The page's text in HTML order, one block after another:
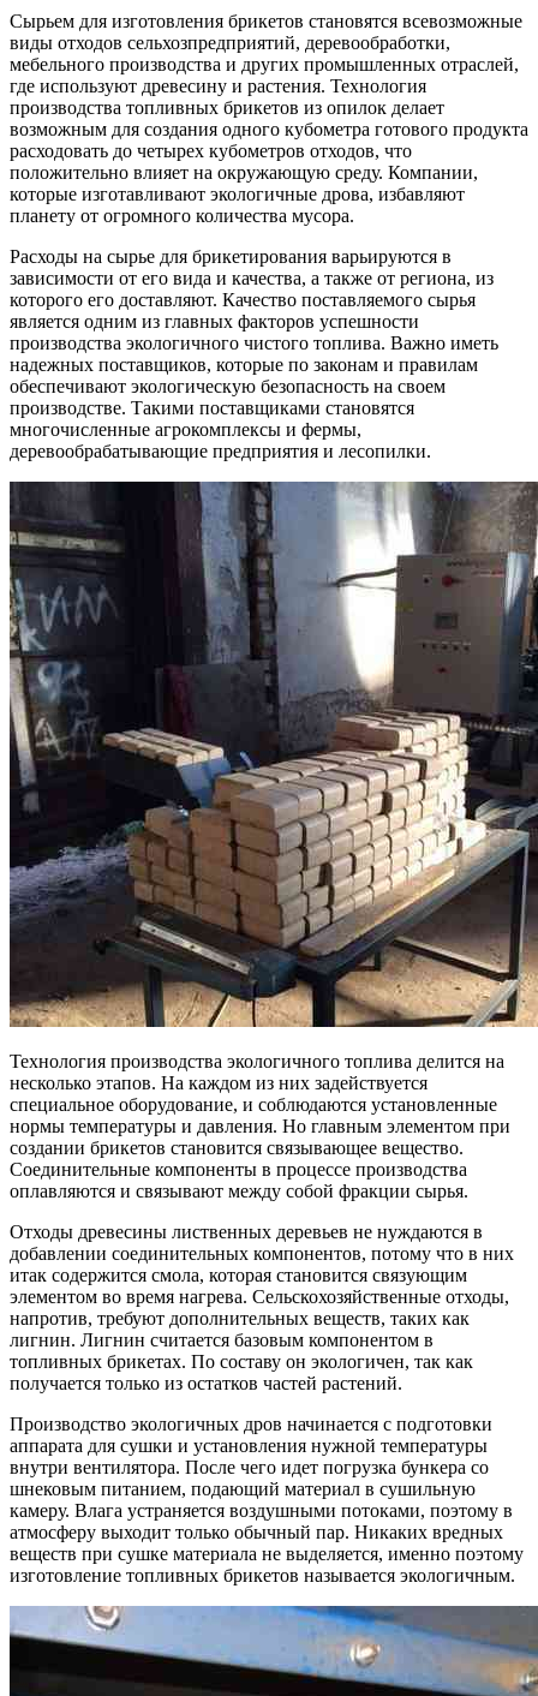
Сырьем для изготовления брикетов становятся всевозможные
виды отходов сельхозпредприятий, деревообработки,
мебельного производства и других промышленных отраслей,
где используют древесину и растения. Технология
производства топливных брикетов из опилок делает
возможным для создания одного кубометра готового продукта
расходовать до четырех кубометров отходов, что
положительно влияет на окружающую среду. Компании,
которые изготавливают экологичные дрова, избавляют
планету от огромного количества мусора.
Расходы на сырье для брикетирования варьируются в
зависимости от его вида и качества, а также от региона, из
которого его доставляют. Качество поставляемого сырья
является одним из главных факторов успешности
производства экологичного чистого топлива. Важно иметь
надежных поставщиков, которые по законам и правилам
обеспечивают экологическую безопасность на своем
производстве. Такими поставщиками становятся
многочисленные агрокомплексы и фермы,
деревообрабатывающие предприятия и лесопилки.
Технология производства экологичного топлива делится на
несколько этапов. На каждом из них задействуется
специальное оборудование, и соблюдаются установленные
нормы температуры и давления. Но главным элементом при
создании брикетов становится связывающее вещество.
Соединительные компоненты в процессе производства
оплавляются и связывают между собой фракции сырья.
Отходы древесины лиственных деревьев не нуждаются в
добавлении соединительных компонентов, потому что в них
итак содержится смола, которая становится связующим
элементом во время нагрева. Сельскохозяйственные отходы,
напротив, требуют дополнительных веществ, таких как
лигнин. Лигнин считается базовым компонентом в
топливных брикетах. По составу он экологичен, так как
получается только из остатков частей растений.
Производство экологичных дров начинается с подготовки
аппарата для сушки и установления нужной температуры
внутри вентилятора. После чего идет погрузка бункера со
шнековым питанием, подающий материал в сушильную
камеру. Влага устраняется воздушными потоками, поэтому в
атмосферу выходит только обычный пар. Никаких вредных
веществ при сушке материала не выделяется, именно поэтому
изготовление топливных брикетов называется экологичным.